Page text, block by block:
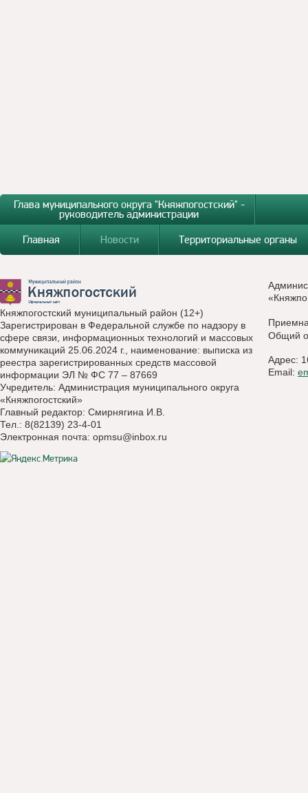
Глава муниципального округа "Княжпогостский" -
руководитель администрации
Главная
Новости Территориальные органы
Княжпогостский муниципальный район (12+)
Зарегистрирован в Федеральной службе по надзору в
сфере связи, информационных технологий и массовых
коммуникаций 25.06.2024 г., наименование: выписка из
реестра зарегистрированных средств массовой
информации ЭЛ № ФС 77 – 87669
Учредитель: Администрация муниципального округа
«Княжпогостский»
Главный редактор: Смирнягина И.В.
Тел.: 8(82139) 23-4-01
Электронная почта: opmsu@inbox.ru
Общий
Адрес:
Email: